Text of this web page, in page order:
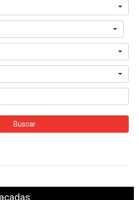
Buscar